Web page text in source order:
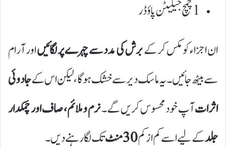
1 چمچ جیلیٹن پاؤڈر
ان اجزاء کو مکس کر کےبرش کی مدد سے چہرے پر لگائیںاور آرام
سے بیٹھ جائیں۔ یہ ماسک دیر سے خشک ہوگا، لیکن اس کےجادوئی
اثراتآپ خود محسوس کریں گے۔نرم و ملائم، صاف اور چمکدار
جلدکے لیے اسے کم از کم30 منٹ تک لگا رہنے دیں۔